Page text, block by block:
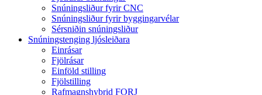
Snúningsliður fyrir CNC
Snúningsliður fyrir byggingarvélar
Sérsniðin snúningsliður
Snúningstenging ljósleiðara
Einrásar
Fjölrásar
Einföld stilling
Fjölstilling
Rafmagnshybrid FORJ